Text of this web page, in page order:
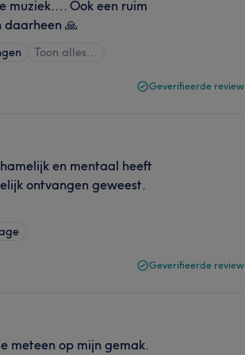
muziek…. Ook een ruim
daarheen 🙏
Toon alles…
Geverifieerde review
en mentaal heeft
ontvangen geweest.
Geverifieerde review
meteen op mijn gemak.